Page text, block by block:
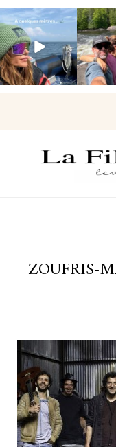
Voir une baleine
en photo, c’est
impressionnant
🐋...
Les
le
ZOUFRIS-